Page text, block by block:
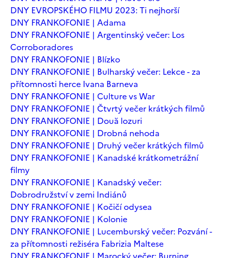
DNY EVROPSKÉHO FILMU 2023: Ti nejhorší
DNY FRANKOFONIE | Adama
DNY FRANKOFONIE | Argentinský večer: Los
Corroboradores
DNY FRANKOFONIE | Blízko
DNY FRANKOFONIE | Bulharský večer: Lekce - za
přítomnosti herce Ivana Barneva
DNY FRANKOFONIE | Culture vs War
DNY FRANKOFONIE | Čtvrtý večer krátkých filmů
DNY FRANKOFONIE | Două lozuri
DNY FRANKOFONIE | Drobná nehoda
DNY FRANKOFONIE | Druhý večer krátkých filmů
DNY FRANKOFONIE | Kanadské krátkometrážní
filmy
DNY FRANKOFONIE | Kanadský večer:
Dobrodružství v zemi Indiánů
DNY FRANKOFONIE | Kočičí odysea
DNY FRANKOFONIE | Kolonie
DNY FRANKOFONIE | Lucemburský večer: Pozvání -
za přítomnosti režiséra Fabrizia Maltese